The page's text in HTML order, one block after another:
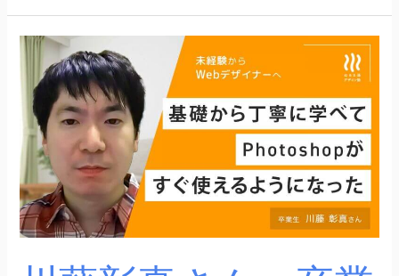
川
さ
ん
卒
業
生
の